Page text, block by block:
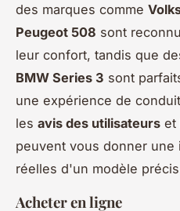
des marques comme
Peugeot 508 sont
leur confort, tandis que
BMW Series 3 sont
une expérience de
les avis des utilisateurs et
peuvent vous donner
réelles d'un modèle
Acheter en ligne